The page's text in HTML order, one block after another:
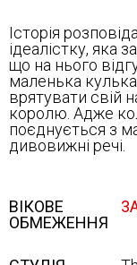
Історія
ідеалістку, яка
що на нього
маленька
врятувати свій
королю. Адже
поєднується з
дивовижні речі.
ВІКОВЕ
ОБМЕЖЕННЯ